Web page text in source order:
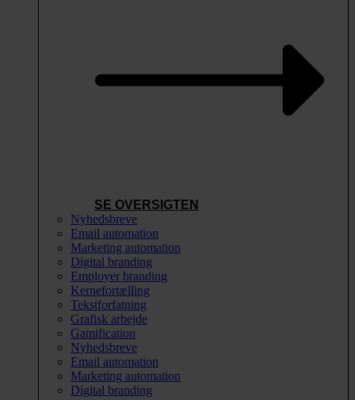
SE OVERSIGTEN
Nyhedsbreve
Email automation
Marketing automation
Digital branding
Employer branding
Kernefortælling
Tekstforfatning
Grafisk arbejde
Gamification
Nyhedsbreve
Email automation
Marketing automation
Digital branding